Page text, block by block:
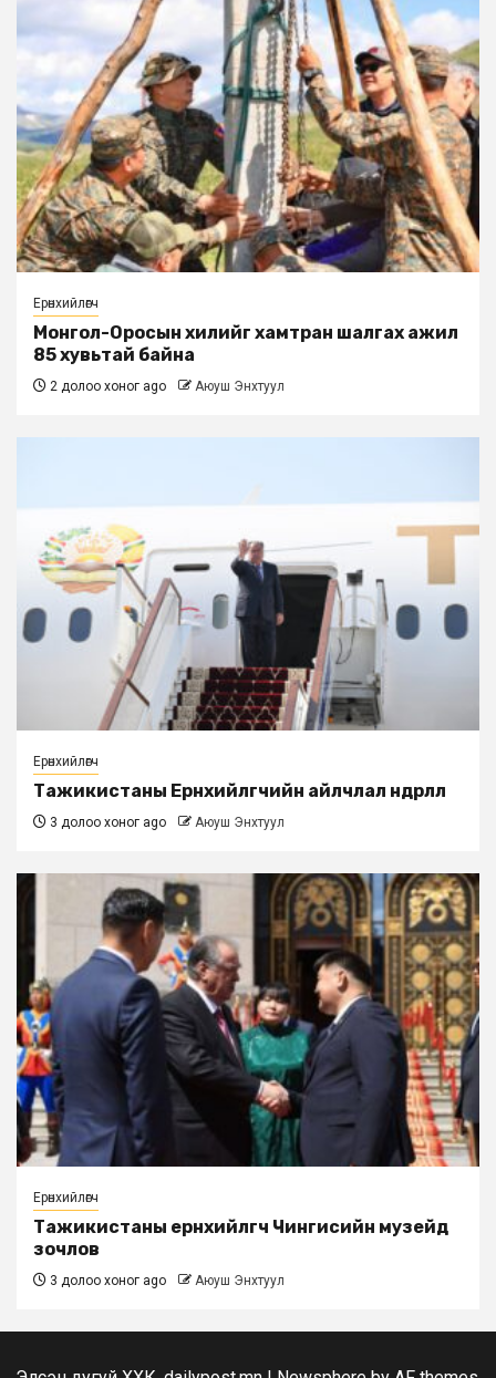
Ерөнхийлөгч
Монгол-Оросын хилийг хамтран шалгах ажил
85 хувьтай байна
2 долоо хоног ago Аюуш Энхтуул
Ерөнхийлөгч
Тажикистаны Ерөнхийлөгчийн айлчлал өндөрлөлөө
3 долоо хоног ago Аюуш Энхтуул
Ерөнхийлөгч
Тажикистаны ерөнхийлөгч Чингисийн музейд
зочлов
3 долоо хоног ago Аюуш Энхтуул